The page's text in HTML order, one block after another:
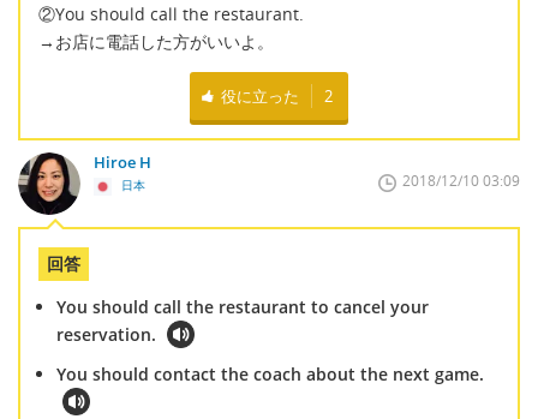
②You should call the restaurant.
→お店に電話した方がいいよ。
役に立った 2
Hiroe H
日本 2018/12/10 03:09
回答
You should call the restaurant to cancel your
reservation.
You should contact the coach about the next game.